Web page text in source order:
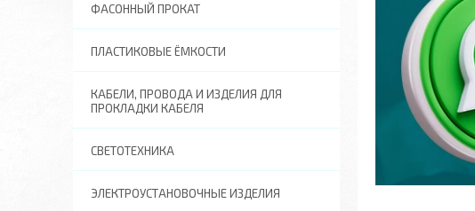
ФАСОННЫЙ ПРОКАТ
ПЛАСТИКОВЫЕ ЁМКОСТИ
КАБЕЛИ, ПРОВОДА И ИЗДЕЛИЯ ДЛЯ
ПРОКЛАДКИ КАБЕЛЯ
СВЕТОТЕХНИКА
ЭЛЕКТРОУСТАНОВОЧНЫЕ ИЗДЕЛИЯ